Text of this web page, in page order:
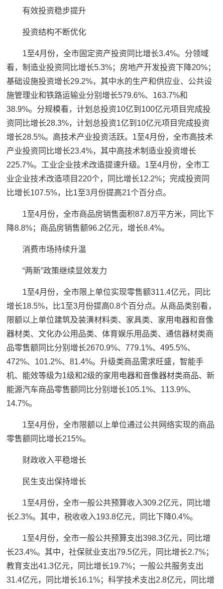
有效投资稳步提升
投资结构不断优化
1至4月份，全市固定资产投资同比增长3.4%。分领域
看，制造业投资同比增长5.3%；房地产开发投资下降20%；
基础设施投资增长29.2%，其中水的生产和供应业、公共设
施管理业和铁路运输业分别增长579.6%、163.7%和
38.9%。分规模看，计划总投资10亿到100亿元项目完成投
资同比增长28.3%，计划总投资1亿到10亿元项目完成投资
增长28.5%。高技术产业投资活跃。1至4月份，全市高技术
产业投资同比增长23.4%，其中高技术制造业投资增长
225.7%。工业企业技术改造提速升级。1至4月份，全市工
业企业技术改造项目220个，同比增长12.2%；完成投资同
比增长107.5%，比1至3月份提高21个百分点。
1至4月份，全市商品房销售面积87.8万平方米，同比下
降8.8%；商品房销售额96.2亿元，增长8.4%。
消费市场持续升温
“两新”政策继续显效发力
1至4月份，全市限上单位实现零售额311.4亿元，同比
增长18.5%，比1至3月份提高0.8个百分点。从商品类别看，
限额以上单位建筑及装潢材料类、家具类、家用电器和音像
器材类、文化办公用品类、体育娱乐用品类、通信器材类商
品零售额同比分别增长2670.9%、779.1%、495.5%、
472%、101.2%、81.4%。升级类商品需求旺盛，智能手
机、能效等级为1级和2级的家用电器和音像器材类商品、新
能源汽车商品零售额同比分别增长105.1%、113.9%、
14.7%。
1至4月份，全市限额以上单位通过公共网络实现的商品
零售额同比增长215%。
财政收入平稳增长
民生支出保持增长
1至4月份，全市一般公共预算收入309.2亿元，同比增
长2.3%。其中，税收收入193.8亿元，同比下降0.4%。
1至4月份，全市一般公共预算支出398.3亿元，同比增
长23.4%。其中，社保就业支出79.5亿元，同比增长2.7%；
教育支出41.3亿元，同比增长19.7%；一般公共服务支出
31.4亿元，同比增长16.1%；科学技术支出2.8亿元，同比增